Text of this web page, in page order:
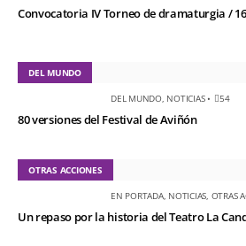
Convocatoria IV Torneo de dramaturgia /
DEL MUNDO
DEL MUNDO, NOTICIAS• 54
80 versiones del Festival de Aviñón
OTRAS ACCIONES
EN PORTADA, NOTICIAS, OTRAS
Un repaso por la historia del Teatro La